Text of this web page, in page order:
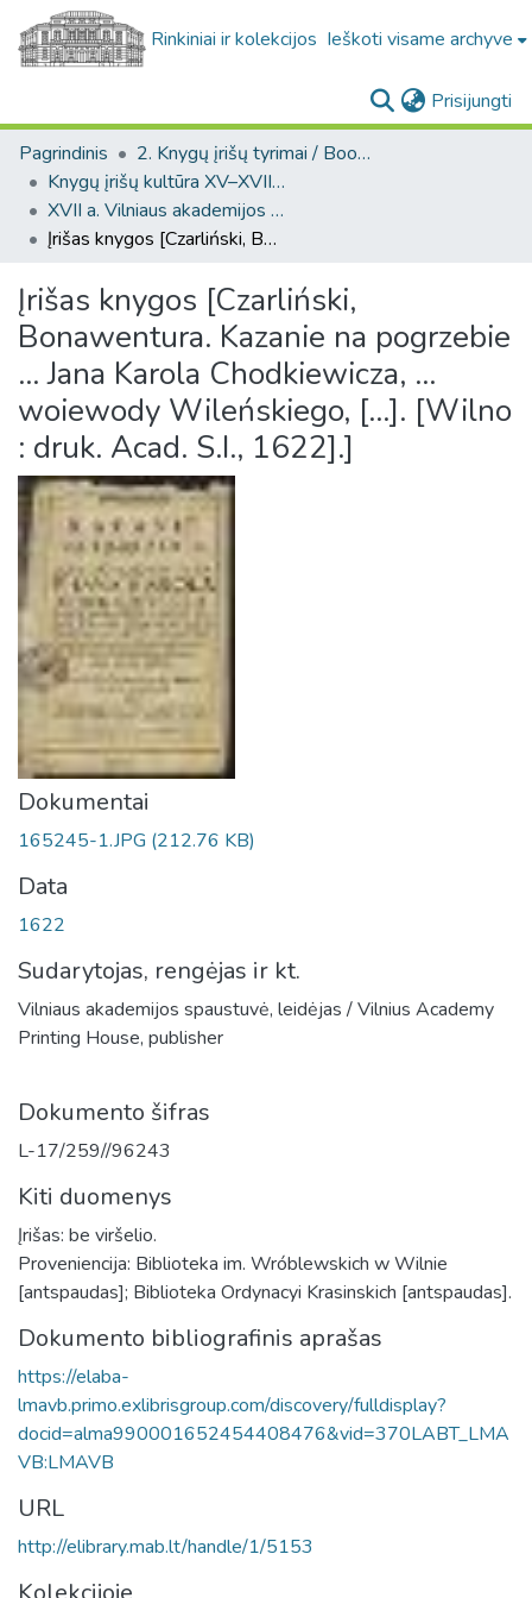
Rinkiniai ir kolekcijos Ieškoti visame archyve
Prisijungti
Pagrindinis
2. Knygų įrišų tyrimai / Bookbindings research
Knygų įrišų kultūra XV–XVIII a. LDK teritorijoje / Bookbinding culture in the 15th–18th-century GDL
XVII a. Vilniaus akademijos spaustuvės leidinių įrišai / 17-th century bindings of the Vilnius Academy printing house
Įrišas knygos [Czarliński, Bonawentura. Kazanie na pogrzebie ... Jana Karola Chodkiewicza, ... woiewody Wileńskiego, [...]. [Wilno : druk. Acad. S.I., 1622].]
Įrišas knygos [Czarliński,
Bonawentura. Kazanie na pogrzebie
... Jana Karola Chodkiewicza, ...
woiewody Wileńskiego, [...]. [Wilno
: druk. Acad. S.I., 1622].]
Dokumentai
165245-1.JPG (212.76 KB)
Data
1622
Sudarytojas, rengėjas ir kt.
Vilniaus akademijos spaustuvė, leidėjas / Vilnius Academy
Printing House, publisher
Dokumento šifras
L-17/259//96243
Kiti duomenys
Įrišas: be viršelio.
Proveniencija: Biblioteka im. Wróblewskich w Wilnie
[antspaudas]; Biblioteka Ordynacyi Krasinskich [antspaudas].
Dokumento bibliografinis aprašas
https://elaba-
lmavb.primo.exlibrisgroup.com/discovery/fulldisplay?
docid=alma990001652454408476&vid=370LABT_LMA
VB:LMAVB
URL
http://elibrary.mab.lt/handle/1/5153